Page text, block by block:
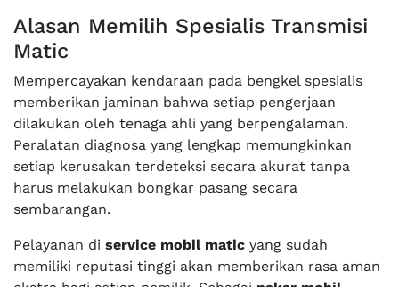
Alasan Memilih Spesialis Transmisi
Matic
Mempercayakan kendaraan pada bengkel spesialis
memberikan jaminan bahwa setiap pengerjaan
dilakukan oleh tenaga ahli yang berpengalaman.
Peralatan diagnosa yang lengkap memungkinkan
setiap kerusakan terdeteksi secara akurat tanpa
harus melakukan bongkar pasang secara
sembarangan.
Pelayanan di service mobil matic yang sudah
memiliki reputasi tinggi akan memberikan rasa aman